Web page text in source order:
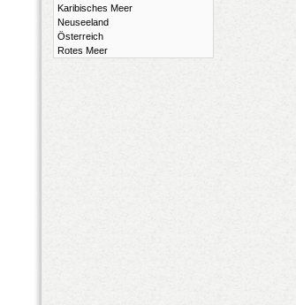
Karibisches Meer
Neuseeland
Österreich
Rotes Meer